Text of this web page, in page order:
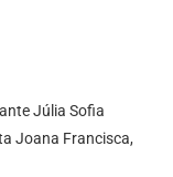
Júlia Sofia
Joana Francisca,